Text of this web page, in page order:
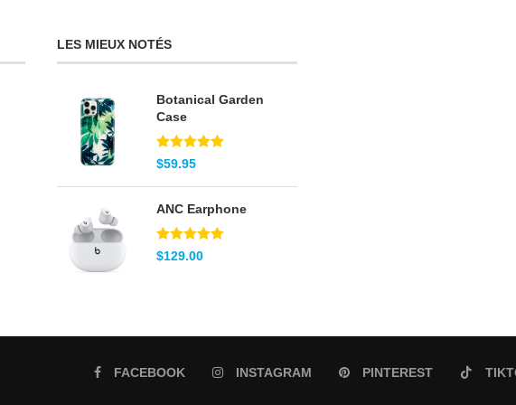
LES MIEUX NOTÉS
Botanical Garden
Case
Note5.00
sur 5
$59.95
ANC Earphone
Note5.00
sur 5
$129.00
FACEBOOK INSTAGRAM PINTEREST